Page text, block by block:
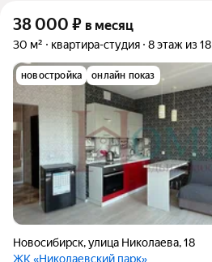
38 000 ₽ в месяц
30 м² квартира-студия 8 этаж из 18
новостройка онлайн показ
Новосибирск,улица Николаева,18
ЖК «Николаевский парк»